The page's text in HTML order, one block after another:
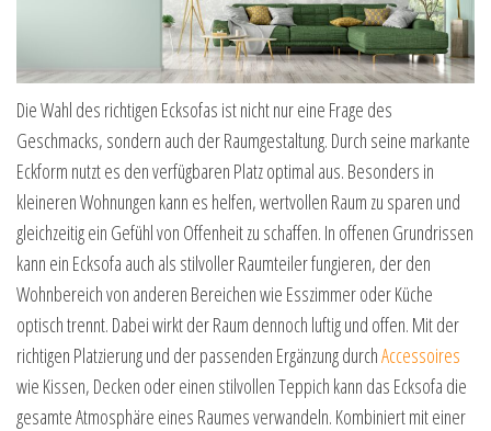
Die Wahl des richtigen Ecksofas ist nicht nur eine Frage des
Geschmacks, sondern auch der Raumgestaltung. Durch seine markante
Eckform nutzt es den verfügbaren Platz optimal aus. Besonders in
kleineren Wohnungen kann es helfen, wertvollen Raum zu sparen und
gleichzeitig ein Gefühl von Offenheit zu schaffen. In offenen Grundrissen
kann ein Ecksofa auch als stilvoller Raumteiler fungieren, der den
Wohnbereich von anderen Bereichen wie Esszimmer oder Küche
optisch trennt. Dabei wirkt der Raum dennoch luftig und offen. Mit der
richtigen Platzierung und der passenden Ergänzung durchAccessoires
wie Kissen, Decken oder einen stilvollen Teppich kann das Ecksofa die
gesamte Atmosphäre eines Raumes verwandeln. Kombiniert mit einer